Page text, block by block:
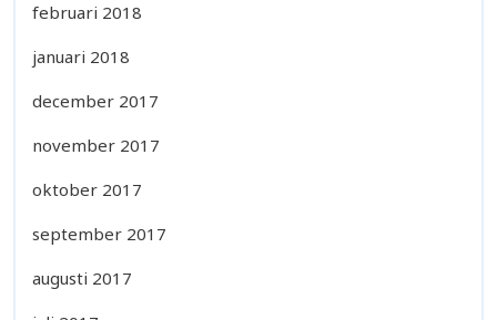
februari 2018
januari 2018
december 2017
november 2017
oktober 2017
september 2017
augusti 2017